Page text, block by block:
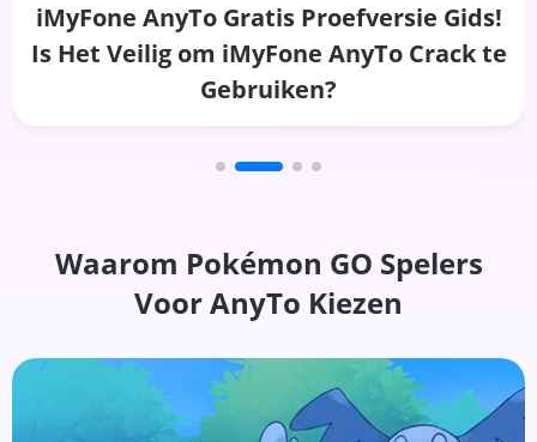
Speel Pokemon Go Zonder Te Lopen In
2026 Pokemon Go Gids
Waarom Pokémon GO Spelers
Voor AnyTo Kiezen